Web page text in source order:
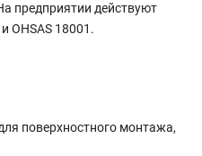
предприятии действуют
OHSAS 18001.
поверхностного монтажа,